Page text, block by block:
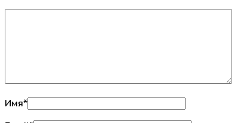
Имя*